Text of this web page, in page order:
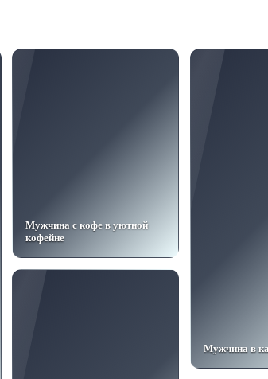
Мужчина с кофе в уютной
кофейне
Мужчина в